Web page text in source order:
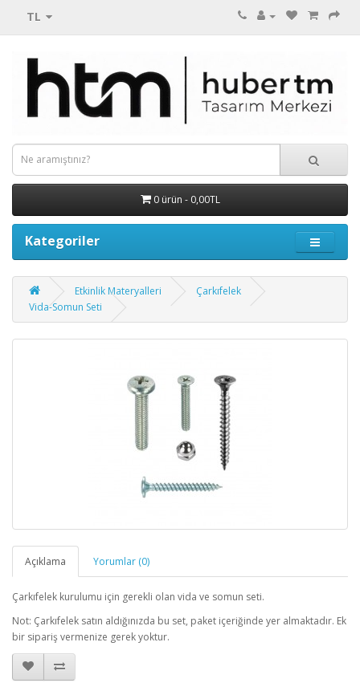
TL
0 ürün - 0,00TL
Kategoriler
Etkinlik Materyalleri
Çarkıfelek
Vida-Somun Seti
Açıklama Yorumlar (0)
Çarkıfelek kurulumu için gerekli olan vida ve somun seti.
Not: Çarkıfelek satın aldığınızda bu set, paket içeriğinde yer almaktadır. Ek
bir sipariş vermenize gerek yoktur.